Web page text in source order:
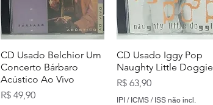
CD Usado Belchior Um
Concerto Bárbaro
Acústico Ao Vivo
Preço
R$ 49,90
CD Usado Iggy Pop
Naughty Little Doggie
Preço
R$ 63,90
IPI / ICMS / ISS não incl.